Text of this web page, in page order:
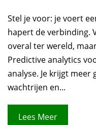
Stel je voor: je voert
hapert de verbinding.
overal ter wereld,
Predictive analytics
analyse. Je krijgt
wachtrijen en...
Lees Meer